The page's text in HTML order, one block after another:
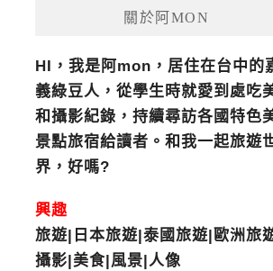
關於阿MON
HI，我是阿mon，居住在台中的
義綠豆人，從學生時就愛到處吃
和攝影紀錄，持續尋訪各國特色
景點旅宿給讀者。和我一起旅遊
界，好嗎?
興趣
旅遊|日本旅遊|泰國旅遊|歐洲旅
攝影|美食|風景|人像